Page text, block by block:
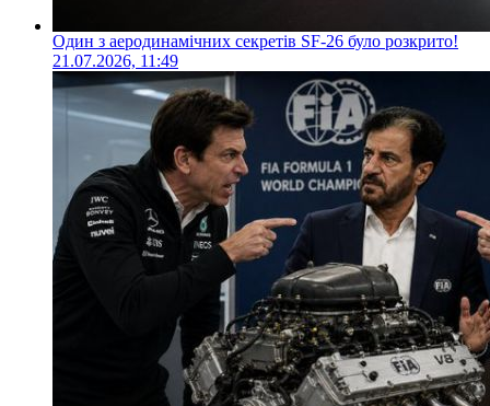
Один з аеродинамічних секретів SF-26 було розкрито!
21.07.2026, 11:49